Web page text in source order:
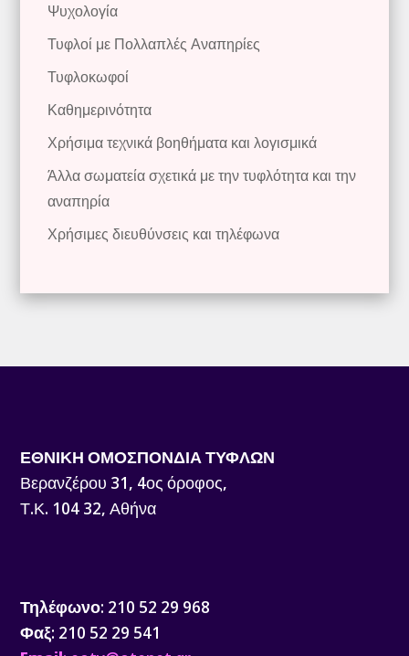
Ψυχολογία
Τυφλοί με Πολλαπλές Αναπηρίες
Τυφλοκωφοί
Καθημερινότητα
Χρήσιμα τεχνικά βοηθήματα και λογισμικά
Άλλα σωματεία σχετικά με την τυφλότητα και την
αναπηρία
Χρήσιμες διευθύνσεις και τηλέφωνα
ΕΘΝΙΚΗ ΟΜΟΣΠΟΝΔΙΑ ΤΥΦΛΩΝ
Βερανζέρου 31, 4ος όροφος,
Τ.Κ. 104 32, Αθήνα
Τηλέφωνο: 210 52 29 968
Φαξ: 210 52 29 541